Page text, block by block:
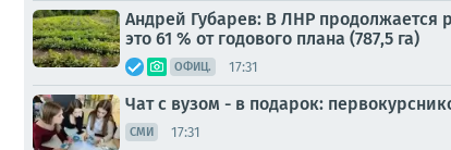
Андрей Губарев: В ЛНР продолжается
это 61 % от годового плана (787,5 га)
ОФИЦ. 17:31
Чат с вузом - в подарок:
СМИ 17:31